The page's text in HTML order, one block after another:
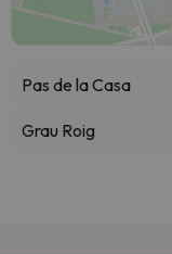
Pas de la Casa
Grau Roig